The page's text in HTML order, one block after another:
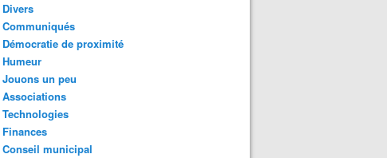
Divers
Communiqués
Démocratie de proximité
Humeur
Jouons un peu
Associations
Technologies
Finances
Conseil municipal